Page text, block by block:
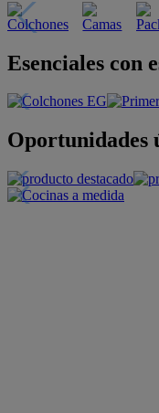
Esenciales con
Oportunidades